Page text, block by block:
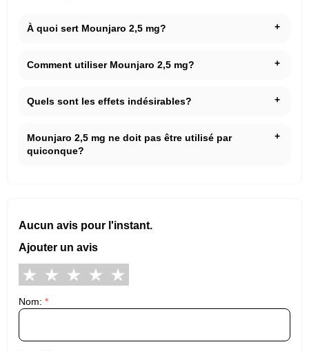
À quoi sert Mounjaro 2,5 mg?
Comment utiliser Mounjaro 2,5 mg?
Quels sont les effets indésirables?
Mounjaro 2,5 mg ne doit pas être utilisé par
quiconque?
Aucun avis pour l'instant.
Ajouter un avis
Nom: *